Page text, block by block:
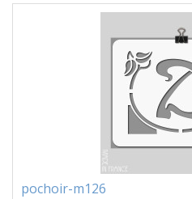
pochoir-m126